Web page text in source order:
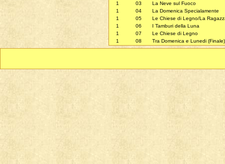
1
03
La Neve sul Fuoco
1
04
La Domenica Specialamente
1
05
Le Chiese di Legno/La
1
06
I Tamburi della Luna
1
07
Le Chiese di Legno
1
08 Tra Domenica e Lunedi (Finale)